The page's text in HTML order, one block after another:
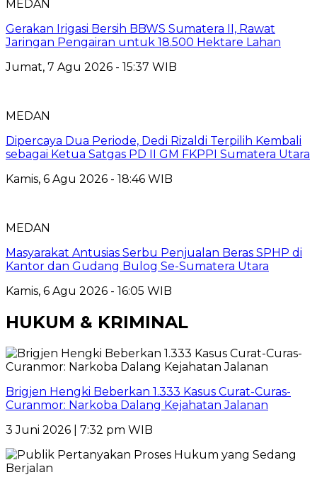
MEDAN
Gerakan Irigasi Bersih BBWS Sumatera II, Rawat
Jaringan Pengairan untuk 18.500 Hektare Lahan
Jumat, 7 Agu 2026 - 15:37 WIB
MEDAN
Dipercaya Dua Periode, Dedi Rizaldi Terpilih Kembali
sebagai Ketua Satgas PD II GM FKPPI Sumatera Utara
Kamis, 6 Agu 2026 - 18:46 WIB
MEDAN
Masyarakat Antusias Serbu Penjualan Beras SPHP di
Kantor dan Gudang Bulog Se-Sumatera Utara
Kamis, 6 Agu 2026 - 16:05 WIB
HUKUM & KRIMINAL
Brigjen Hengki Beberkan 1.333 Kasus Curat-Curas-
Curanmor: Narkoba Dalang Kejahatan Jalanan
3 Juni 2026 | 7:32 pm WIB